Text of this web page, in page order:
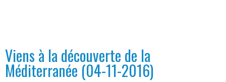
Viens à la découverte de la
Méditerranée (04-11-2016)